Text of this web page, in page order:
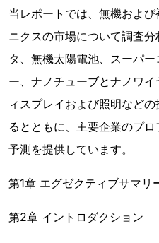
当レポートでは、無機およ
ニクスの市場について調査
タ、無機太陽電池、スーパ
ー、ナノチューブとナノワ
ィスプレイおよび照明など
るとともに、主要企業のプ
予測を提供しています。
第1章 エグゼクティブサマリ
第2章 イントロダクション